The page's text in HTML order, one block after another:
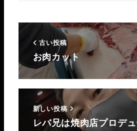
古い投稿
お肉カット
新しい投稿
レバ兄は焼肉店プロデ